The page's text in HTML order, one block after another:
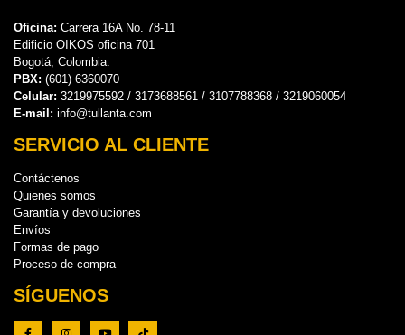
Oficina: Carrera 16A No. 78-11
Edificio OIKOS oficina 701
Bogotá, Colombia.
PBX: (601) 6360070
Celular: 3219975592 / 3173688561 / 3107788368 / 3219060054
E-mail: info@tullanta.com
SERVICIO AL CLIENTE
Contáctenos
Quienes somos
Garantía y devoluciones
Envíos
Formas de pago
Proceso de compra
SÍGUENOS